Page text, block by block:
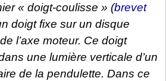
« doigt-coulisse » (brevet
doigt fixe sur un disque
l’axe moteur. Ce doigt
une lumière verticale d’un
de la pendulette. Dans ce